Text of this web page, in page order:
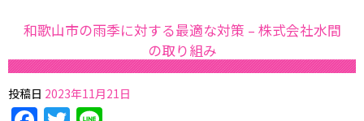
和歌山市の雨季に対する最適な対策 – 株式会社水間
の取り組み
投稿日 2023年11月21日